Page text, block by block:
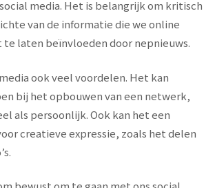
media. Het is belangrijk om kritisch
van de informatie die we online
te laten beïnvloeden door nepnieuws.
ook veel voordelen. Het kan
bij het opbouwen van een netwerk,
als persoonlijk. Ook kan het een
creatieve expressie, zoals het delen